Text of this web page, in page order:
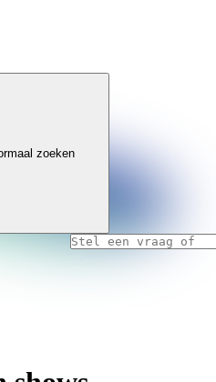
zoeken